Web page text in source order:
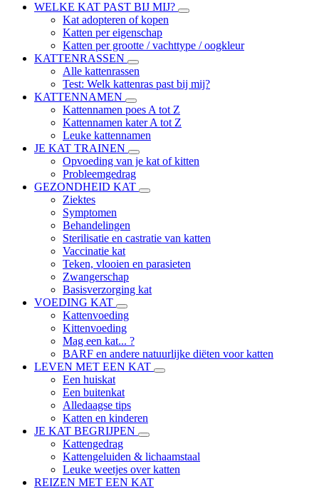
WELKE KAT PAST BIJ MIJ?
Kat adopteren of kopen
Katten per eigenschap
Katten per grootte / vachttype / oogkleur
KATTENRASSEN
Alle kattenrassen
Test: Welk kattenras past bij mij?
KATTENNAMEN
Kattennamen poes A tot Z
Kattennamen kater A tot Z
Leuke kattennamen
JE KAT TRAINEN
Opvoeding van je kat of kitten
Probleemgedrag
GEZONDHEID KAT
Ziektes
Symptomen
Behandelingen
Sterilisatie en castratie van katten
Vaccinatie kat
Teken, vlooien en parasieten
Zwangerschap
Basisverzorging kat
VOEDING KAT
Kattenvoeding
Kittenvoeding
Mag een kat... ?
BARF en andere natuurlijke diëten voor katten
LEVEN MET EEN KAT
Een huiskat
Een buitenkat
Alledaagse tips
Katten en kinderen
JE KAT BEGRIJPEN
Kattengedrag
Kattengeluiden & lichaamstaal
Leuke weetjes over katten
REIZEN MET EEN KAT